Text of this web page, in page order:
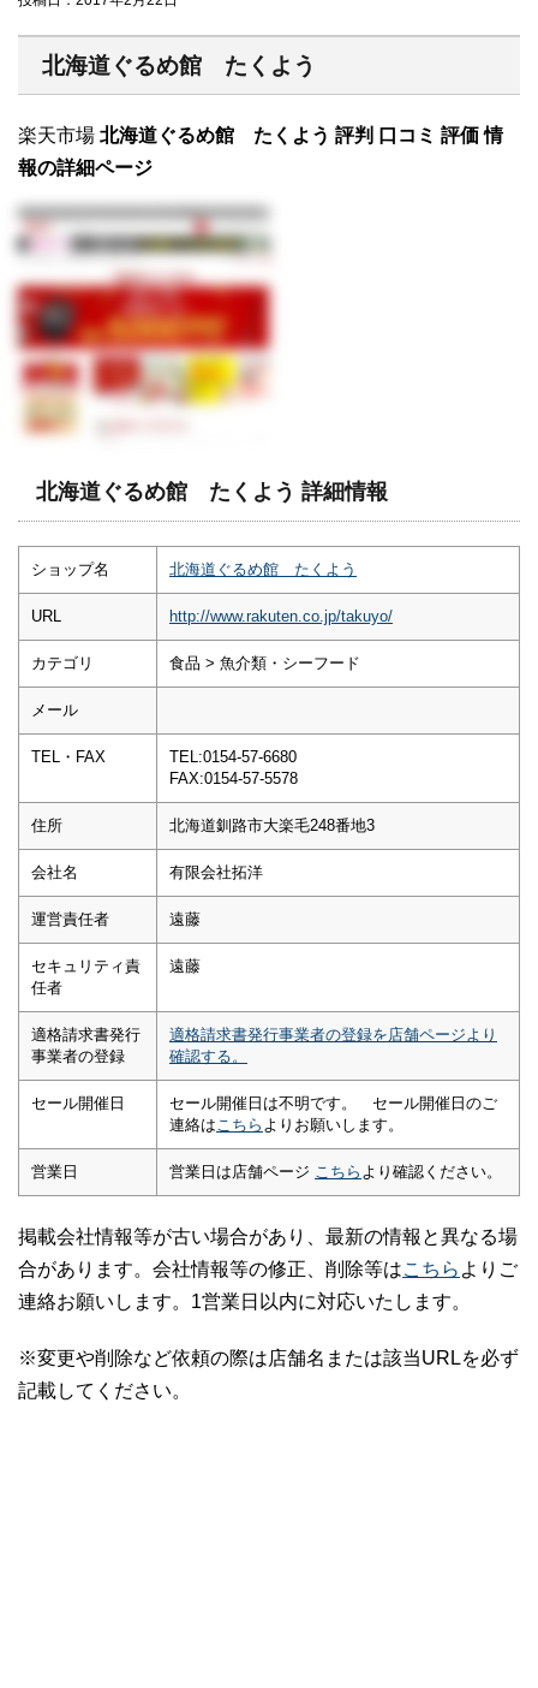
北海道ぐるめ館 たくよう
楽天市場 北海道ぐるめ館 たくよう 評判 口コミ 評価 情
報の詳細ページ
北海道ぐるめ館 たくよう 詳細情報
ショップ名 北海道ぐるめ館 たくよう
URL http://www.rakuten.co.jp/takuyo/
カテゴリ 食品 > 魚介類・シーフード
メール
TEL・FAX
TEL:0154-57-6680
FAX:0154-57-5578
住所 北海道釧路市大楽毛248番地3
会社名 有限会社拓洋
運営責任者 遠藤
セキュリティ責
任者
遠藤
適格請求書発行
事業者の登録
適格請求書発行事業者の登録を店舗ページより
確認する。
セール開催日
セール開催日は不明です。 セール開催日のご
連絡は こちら よりお願いします。
営業日 営業日は店舗ページ こちら より確認ください。
掲載会社情報等が古い場合があり、最新の情報と異なる場
合があります。会社情報等の修正、削除等はこちら よりご
連絡お願いします。1営業日以内に対応いたします。
※変更や削除など依頼の際は店舗名または該当URLを必ず
記載してください。